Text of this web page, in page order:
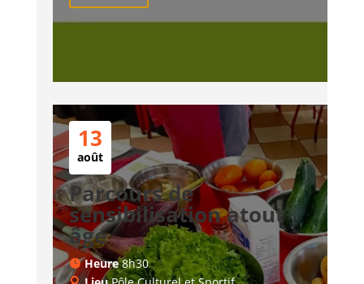
13
août
Parcours de
sensibilisation atout
âge
Heure8h30